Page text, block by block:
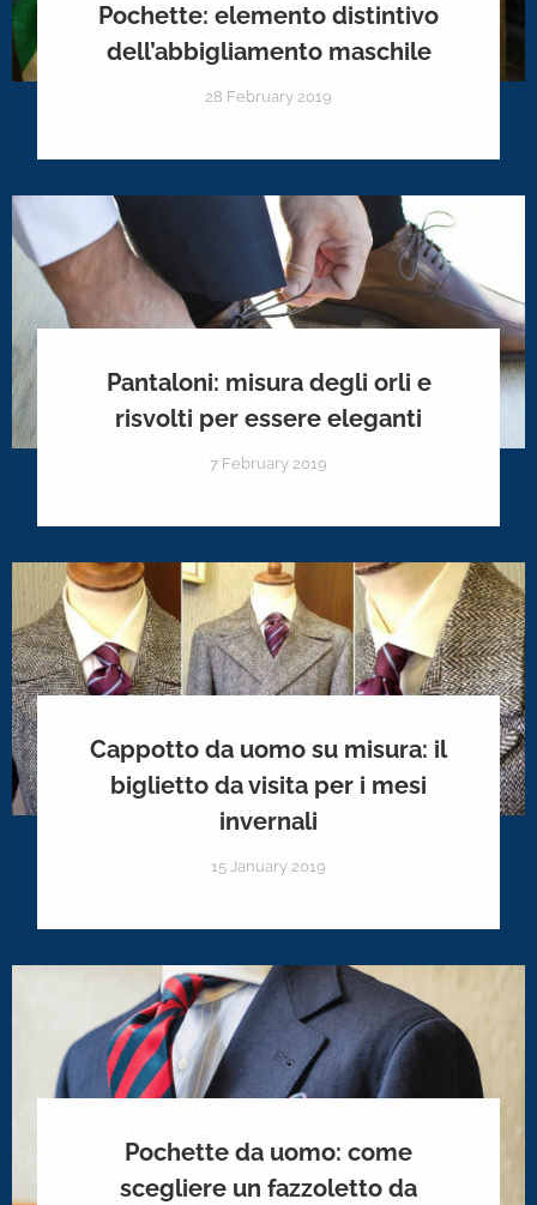
Pochette: elemento distintivo
dell’abbigliamento maschile
28 February 2019
Pantaloni: misura degli orli e
risvolti per essere eleganti
7 February 2019
Cappotto da uomo su misura: il
biglietto da visita per i mesi
invernali
15 January 2019
Pochette da uomo: come
scegliere un fazzoletto da